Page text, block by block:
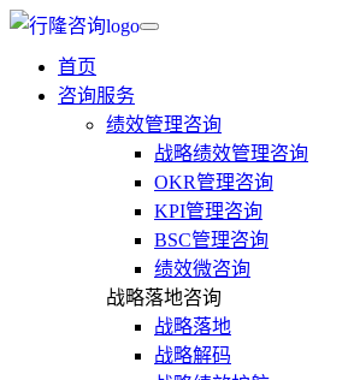
首页
咨询服务
绩效管理咨询
战略绩效管理咨询
OKR管理咨询
KPI管理咨询
BSC管理咨询
绩效微咨询
战略落地咨询
战略落地
战略解码